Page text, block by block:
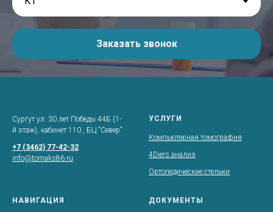
Заказать звонок
Сургут ул. 30 лет Победы 44Б (1-
й этаж), кабинет 110 , БЦ "Север"
+7 (3462) 77-42-32
info@tomaks86.ru
УСЛУГИ
Компьютерная томография
4Diers анализ
Ортопедические стельки
НАВИГАЦИЯ ДОКУМЕНТЫ